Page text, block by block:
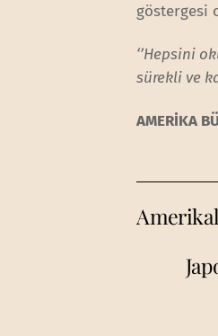
göstergesi
‘’Hepsini
sürekli ve
AMERİKA